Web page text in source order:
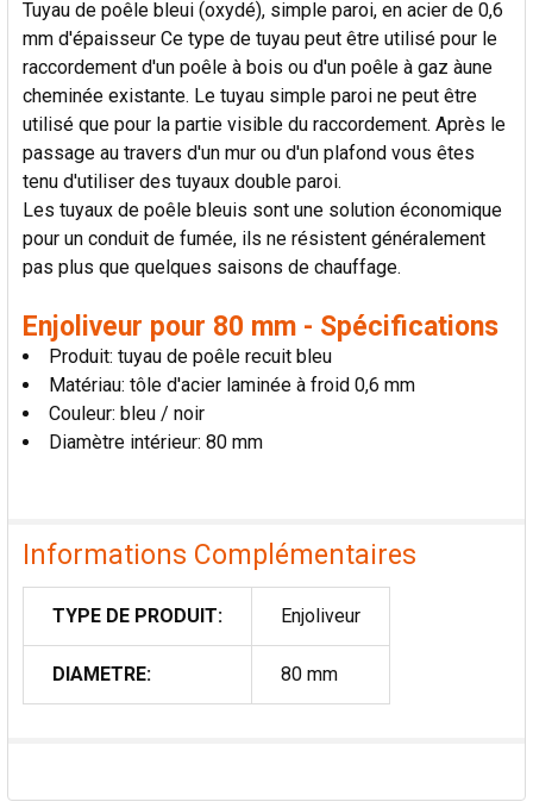
TOUT
SÉLECTIONNER
AJOUTER
LA
SÉLECTION
AU PANIER
Tuyau de poêle bleui (oxydé), simple paroi, en acier de 0,6
mm d'épaisseur Ce type de tuyau peut être utilisé pour le
raccordement d'un poêle à bois ou d'un poêle à gaz àune
cheminée existante. Le tuyau simple paroi ne peut être
utilisé que pour la partie visible du raccordement. Après le
passage au travers d'un mur ou d'un plafond vous êtes
tenu d'utiliser des tuyaux double paroi.
Les tuyaux de poêle bleuis sont une solution économique
pour un conduit de fumée, ils ne résistent généralement
pas plus que quelques saisons de chauffage.
Enjoliveur pour 80 mm - Spécifications
Produit: tuyau de poêle recuit bleu
Matériau: tôle d'acier laminée à froid 0,6 mm
Couleur: bleu / noir
Diamètre intérieur: 80 mm
Informations Complémentaires
TYPE DE PRODUIT: Enjoliveur
DIAMETRE: 80 mm